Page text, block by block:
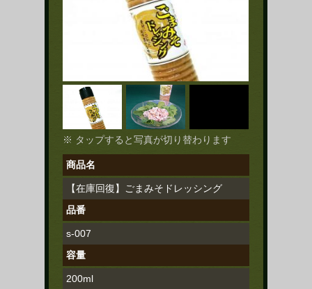
※ タップすると写真が切り替わります
商品名
【在庫回復】ごまみそドレッシング
品番
s-007
容量
200ml